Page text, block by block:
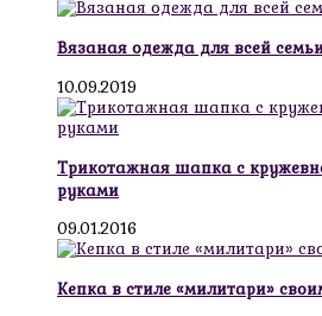
Вязаная одежда для всей
10.09.2019
Трикотажная шапка с
руками
09.01.2016
Кепка в стиле «милитари»